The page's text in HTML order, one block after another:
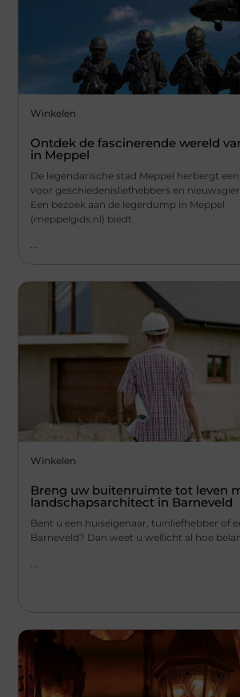
Winkelen
Ontdek de fascinerende wereld
in Meppel
De legendarische stad Meppel herbergt
voor geschiedenisliefhebbers en
Een bezoek aan de legerdump in Meppel
(meppelgids.nl) biedt
...
Winkelen
Breng uw buitenruimte tot leven
landschapsarchitect in Barneveld
Bent u een huiseigenaar, tuinliefhebber of
Barneveld? Dan weet u wellicht al hoe